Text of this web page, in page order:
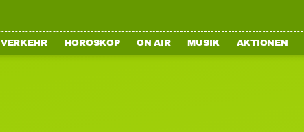
VERKEHR HOROSKOP ON AIR MUSIK AKTIONEN